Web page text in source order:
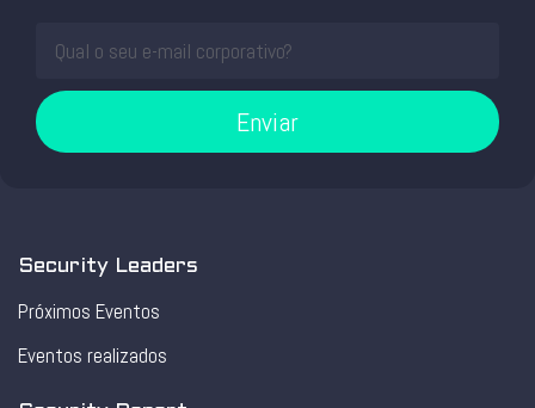
Enviar
Security Leaders
Próximos Eventos
Eventos realizados